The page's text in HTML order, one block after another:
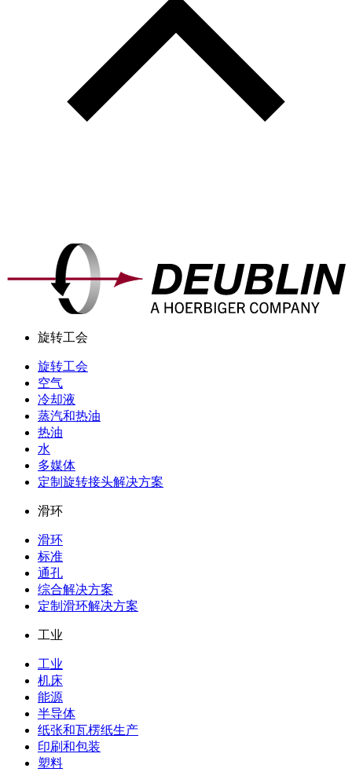
旋转工会
旋转工会
空气
冷却液
蒸汽和热油
热油
水
多媒体
定制旋转接头解决方案
滑环
滑环
标准
通孔
综合解决方案
定制滑环解决方案
工业
工业
机床
能源
半导体
纸张和瓦楞纸生产
印刷和包装
塑料